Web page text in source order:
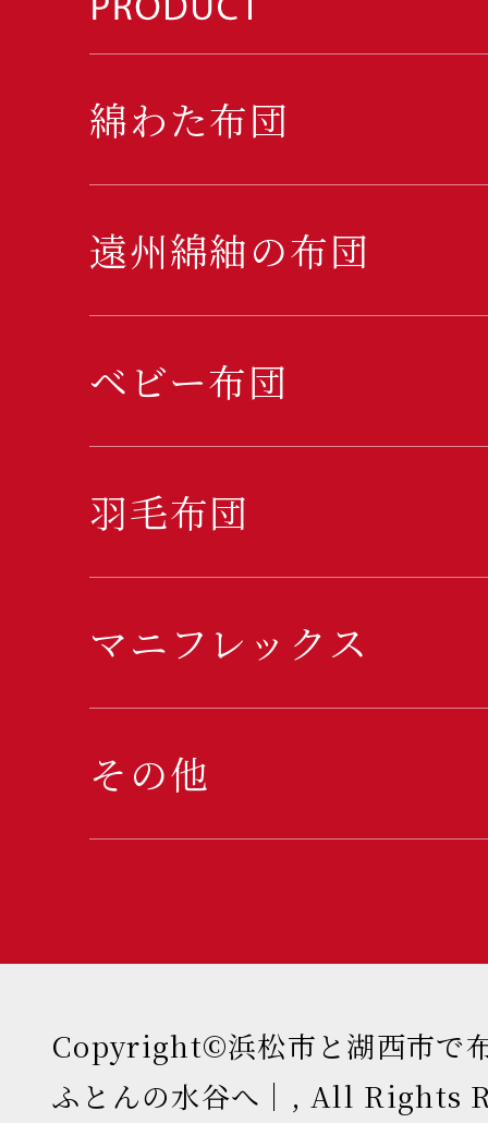
綿わた布団
遠州綿紬の布団
ベビー布団
羽毛布団
マニフレックス
その他
Copyright©浜松市と湖西市で
ふとんの水谷へ｜, All Rights